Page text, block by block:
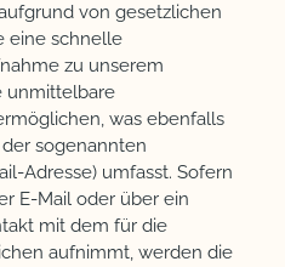
von gesetzlichen
eine schnelle
zu unserem
unmittelbare
was ebenfalls
sogenannten
Adresse) umfasst. Sofern
E-Mail oder über ein
mit dem für die
aufnimmt, werden die